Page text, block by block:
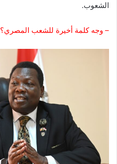
الشعوب.
– وجه كلمة أخيرة للشعب المصري؟